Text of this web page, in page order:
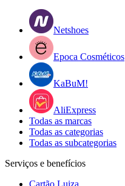
Netshoes
Epoca Cosméticos
KaBuM!
AliExpress
Todas as marcas
Todas as categorias
Todas as subcategorias
Serviços e benefícios
Cartão Luiza